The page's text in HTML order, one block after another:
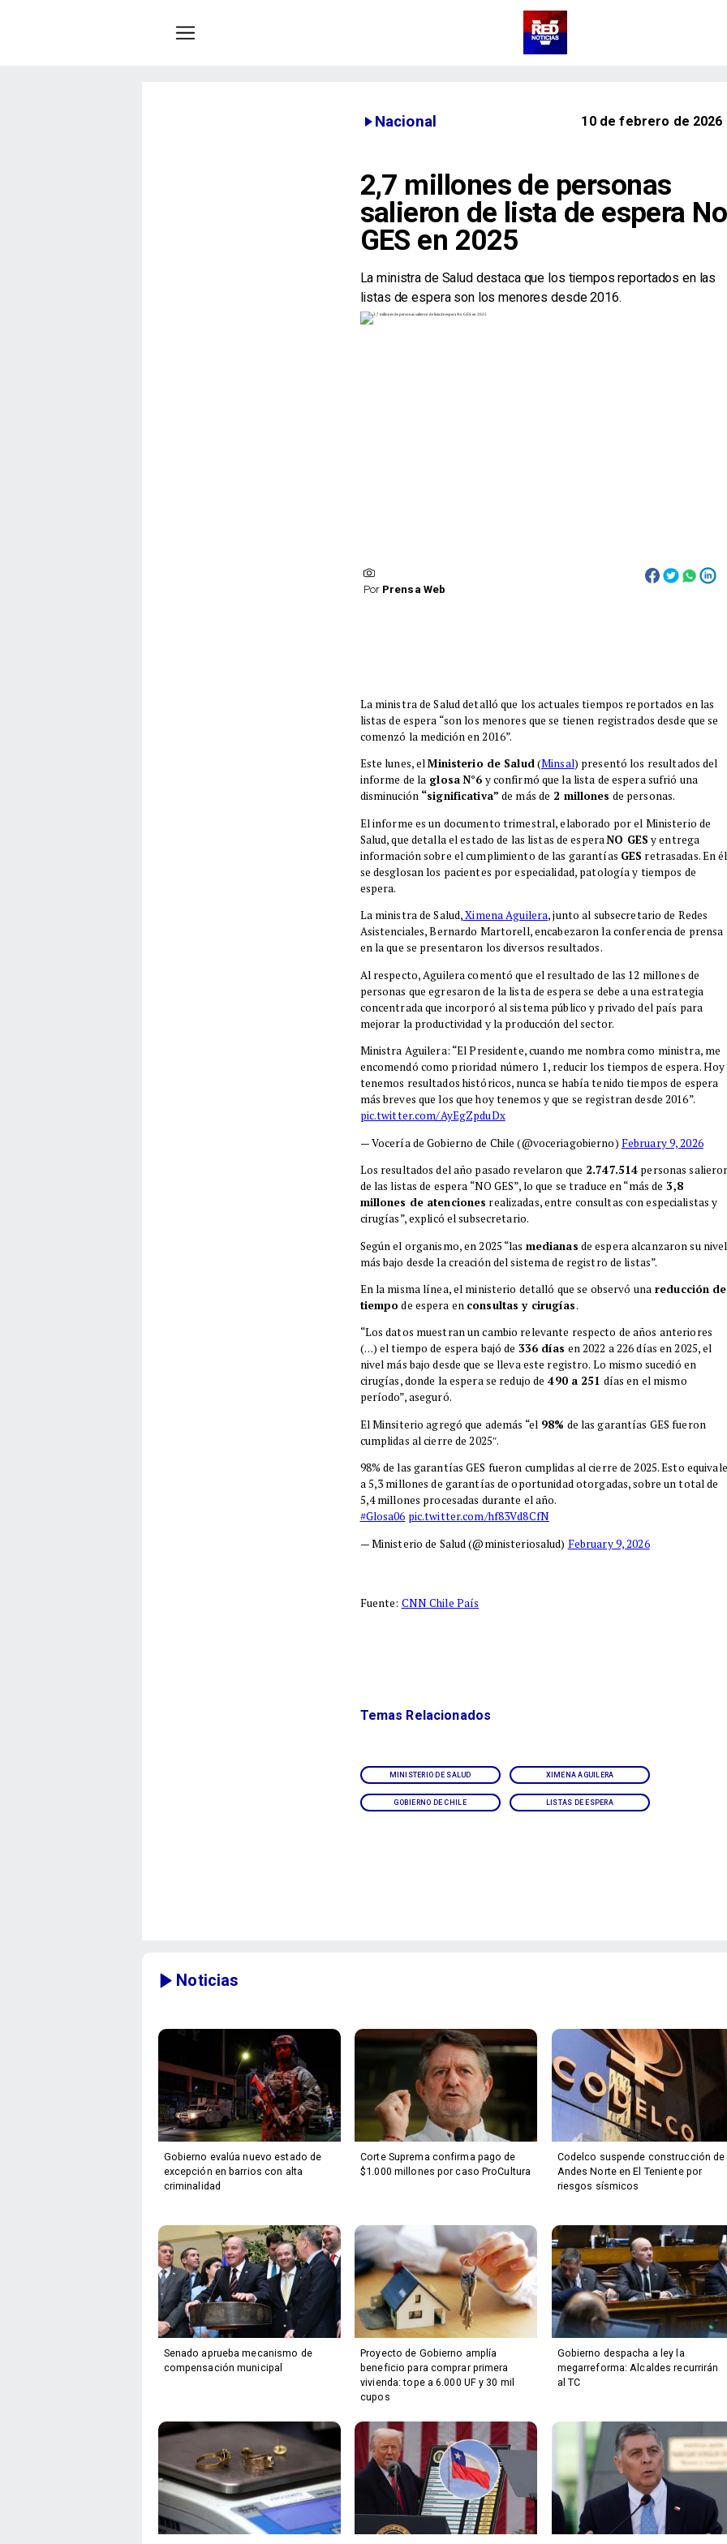
Nacional 10 de febrero de 2026
2,7 millones de personas
salieron de lista de espera No
GES en 2025
La ministra de Salud destaca que los tiempos reportados en las
listas de espera son los menores desde 2016.
Por Prensa Web
La ministra de Salud detalló que los actuales tiempos reportados en las
listas de espera “son los menores que se tienen registrados desde que se
comenzó la medición en 2016”.
Este lunes, elMinisterio de Salud(Minsal) presentó los resultados del
informe de la glosa N°6 y confirmó que la lista de espera sufrió una
disminución“significativa” de más de 2 millones de personas.
El informe es un documento trimestral, elaborado por el Ministerio de
Salud, que detalla el estado de las listas de esperaNO GES y entrega
información sobre el cumplimiento de las garantías GES retrasadas. En él
se desglosan los pacientes por especialidad, patología y tiempos de
espera.
La ministra de Salud,Ximena Aguilera, junto al subsecretario de Redes
Asistenciales, Bernardo Martorell, encabezaron la conferencia de prensa
en la que se presentaron los diversos resultados.
Al respecto, Aguilera comentó que el resultado de las 12 millones de
personas que egresaron de la lista de espera se debe a una estrategia
concentrada que incorporó al sistema público y privado del país para
mejorar la productividad y la producción del sector.
Ministra Aguilera: “El Presidente, cuando me nombra como ministra, me
encomendó como prioridad número 1, reducir los tiempos de espera. Hoy
tenemos resultados históricos, nunca se había tenido tiempos de espera
más breves que los que hoy tenemos y que se registran desde 2016”.
pic.twitter.com/AyEgZpduDx
— Vocería de Gobierno de Chile (@voceriagobierno) February 9, 2026
Los resultados del año pasado revelaron que 2.747.514 personas
de las listas de espera “NO GES”, lo que se traduce en “más de 3,8
millones de atenciones realizadas, entre consultas con especialistas y
cirugías”, explicó el subsecretario.
Según el organismo, en 2025 “las medianas de espera alcanzaron su nivel
más bajo desde la creación del sistema de registro de listas”.
En la misma línea, el ministerio detalló que se observó unareducción
tiempo de espera en consultas y cirugías.
“Los datos muestran un cambio relevante respecto de años anteriores
(…) el tiempo de espera bajó de 336 días en 2022 a 226 días en 2025, el
nivel más bajo desde que se lleva este registro. Lo mismo sucedió en
cirugías, donde la espera se redujo de 490 a 251 días en el mismo
período”, aseguró.
El Minsiterio agregó que además “el98% de las garantías GES fueron
cumplidas al cierre de 2025″.
98% de las garantías GES fueron cumplidas al cierre de 2025. Esto equivale
a 5,3 millones de garantías de oportunidad otorgadas, sobre un total de
5,4 millones procesadas durante el año.
#Glosa06 pic.twitter.com/hf83Vd8CfN
— Ministerio de Salud (@ministeriosalud) February 9, 2026
Fuente: CNN Chile País
MINISTERIO DE SALUD XIMENA AGUILERA
GOBIERNO DE CHILE LISTAS DE ESPERA
Temas Relacionados
Noticias
Gobierno evalúa nuevo estado de
excepción en barrios con alta
criminalidad
Corte Suprema confirma pago de
$1.000 millones por caso ProCultura
Codelco suspende construcción de
Andes Norte en El Teniente por
riesgos sísmicos
Senado aprueba mecanismo de
compensación municipal
Proyecto de Gobierno amplía
beneficio para comprar primera
vivienda: tope a 6.000 UF y 30 mil
cupos
Gobierno despacha a ley la
megarreforma: Alcaldes recurrirán
al TC